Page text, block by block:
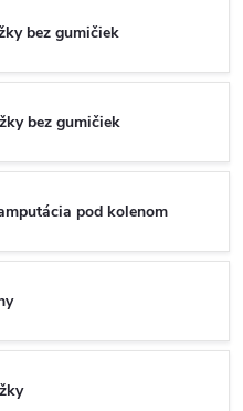
bez gumičiek
bez gumičiek
pod kolenom